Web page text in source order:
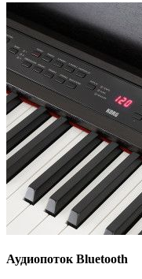
Аудиопоток Bluetooth